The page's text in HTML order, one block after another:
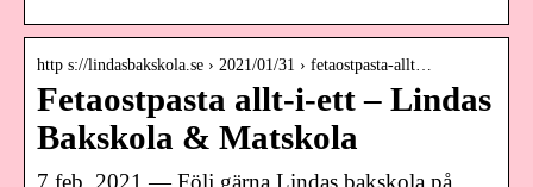
http s://lindasbakskola.se › 2021/01/31 › fetaostpasta-allt…
Fetaostpasta allt-i-ett – Lindas
Bakskola & Matskola
7 feb. 2021 — Följ gärna Lindas bakskola på